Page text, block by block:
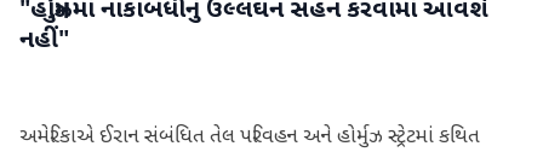
"હોર્મુઝમાં નાકાબંધીનું ઉલ્લંઘન સહન કરવામાં આવશે
નહીં"
અમેરિકાએ ઈરાન સંબંધિત તેલ પરિવહન અને હોર્મુઝ સ્ટ્રેટમાં કથિત